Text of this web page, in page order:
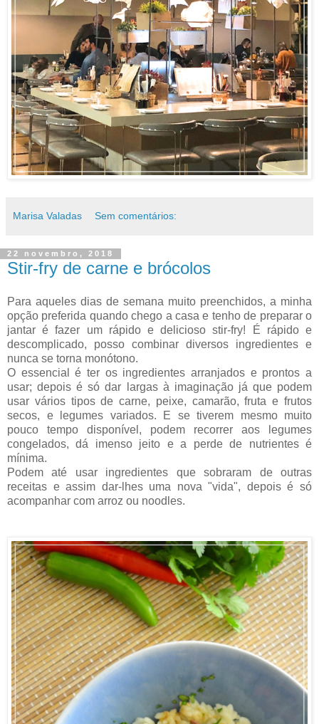
Marisa Valadas Sem comentários:
22 novembro, 2018
Stir-fry de carne e brócolos
Para aqueles dias de semana muito preenchidos, a minha
opção preferida quando chego a casa e tenho de preparar o
jantar é fazer um rápido e delicioso stir-fry! É rápido e
descomplicado, posso combinar diversos ingredientes e
nunca se torna monótono.
O essencial é ter os ingredientes arranjados e prontos a
usar; depois é só dar largas à imaginação já que podem
usar vários tipos de carne, peixe, camarão, fruta e frutos
secos, e legumes variados. E se tiverem mesmo muito
pouco tempo disponível, podem recorrer aos legumes
congelados, dá imenso jeito e a perde de nutrientes é
mínima.
Podem até usar ingredientes que sobraram de outras
receitas e assim dar-lhes uma nova "vida", depois é só
acompanhar com arroz ou noodles.